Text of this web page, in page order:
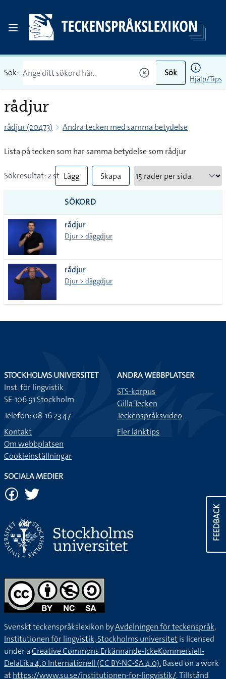
Sök: Sök
Hjälp/Tips
rådjur
rådjur (20473) Andra tecken med samma betydelse
Lista på tecken som har samma betydelse som rådjur
Sökresultat: 2 st Lägg
till
alla i
lista
Skapa
SÖKORD
rådjur
Djur > däggdjur
rådjur
Djur > däggdjur
FEEDBACK
STOCKHOLMS UNIVERSITET
Inst. för lingvistik
SE-106 91 Stockholm
Telefon: 08-16 23 47
Kontakt
Om webbplatsen
Cookieinställningar
ANDRA WEBBPLATSER
STS-korpus
Gilla Tecken
Teckenspråksvideo
Fler länktips
SOCIALA MEDIER
Svenskt teckenspråkslexikon byAvdelningen för teckenspråk,
Institutionen för lingvistik, Stockholms universitetis licensed
under aCreative Commons Erkännande-IckeKommersiell-
DelaLika 4.0 Internationell (CC BY-NC-SA 4.0).Based on a work
athttps://www.su.se/institutionen-for-lingvistik/. Tillstånd